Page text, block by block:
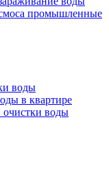
промышленные
воды
в квартире
воды